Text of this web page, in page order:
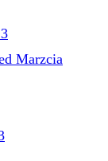
Marzcia